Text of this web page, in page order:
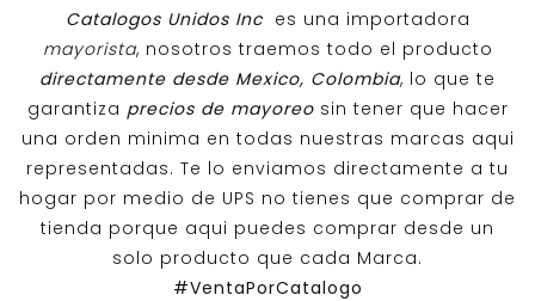
Catalogos Unidos Inc es una importadora
mayorista, nosotros traemos todo el producto
directamente desde Mexico, Colombia, lo que te
garantiza precios de mayoreosin tener que hacer
una orden minima en todas nuestras marcas aqui
representadas. Te lo enviamos directamente a tu
hogar por medio de UPS no tienes que comprar de
tienda porque aqui puedes comprar desde un
solo producto que cada Marca.
#VentaPorCatalogo